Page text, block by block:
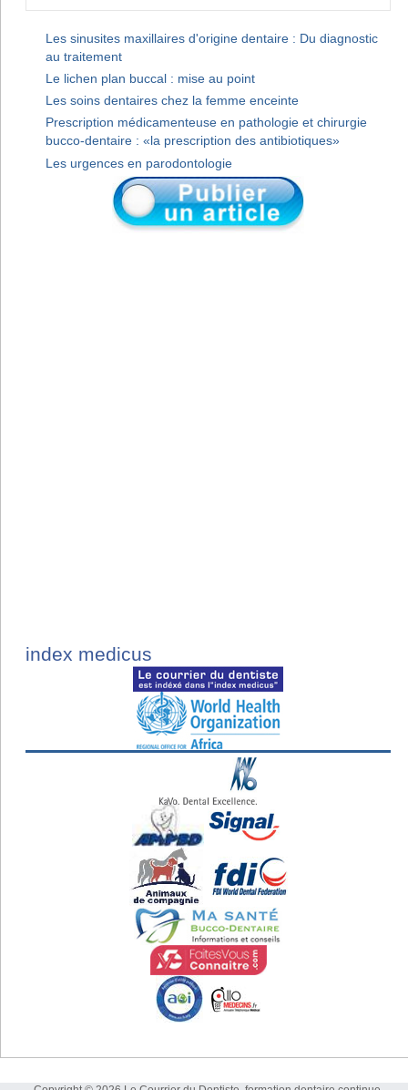
Les sinusites maxillaires d'origine dentaire : Du diagnostic
au traitement
Le lichen plan buccal : mise au point
Les soins dentaires chez la femme enceinte
Prescription médicamenteuse en pathologie et chirurgie
bucco-dentaire : «la prescription des antibiotiques»
Les urgences en parodontologie
index medicus